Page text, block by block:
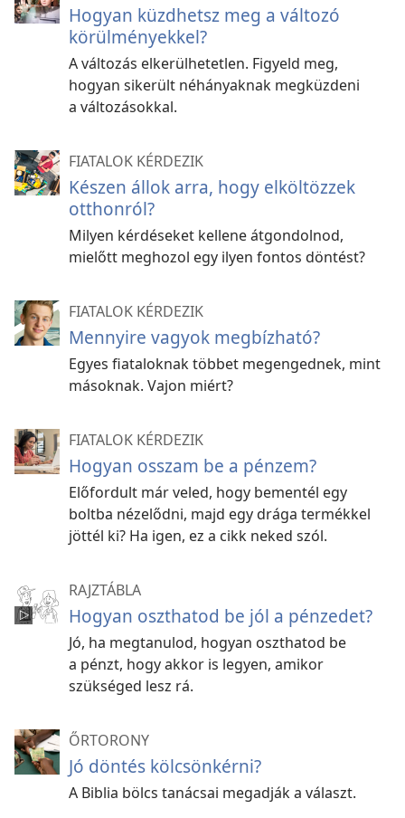
Hogyan küzdhetsz meg a változó
körülményekkel?
A változás elkerülhetetlen. Figyeld meg,
hogyan sikerült néhányaknak megküzdeni
a változásokkal.
FIATALOK KÉRDEZIK
Készen állok arra, hogy elköltözzek
otthonról?
Milyen kérdéseket kellene átgondolnod,
mielőtt meghozol egy ilyen fontos döntést?
FIATALOK KÉRDEZIK
Mennyire vagyok megbízható?
Egyes fiataloknak többet megengednek, mint
másoknak. Vajon miért?
FIATALOK KÉRDEZIK
Hogyan osszam be a pénzem?
Előfordult már veled, hogy bementél egy
boltba nézelődni, majd egy drága termékkel
jöttél ki? Ha igen, ez a cikk neked szól.
RAJZTÁBLA
Hogyan oszthatod be jól a pénzedet?
Jó, ha megtanulod, hogyan oszthatod be
a pénzt, hogy akkor is legyen, amikor
szükséged lesz rá.
ŐRTORONY
Jó döntés kölcsönkérni?
A Biblia bölcs tanácsai megadják a választ.